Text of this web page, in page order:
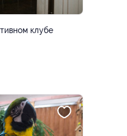
клубе